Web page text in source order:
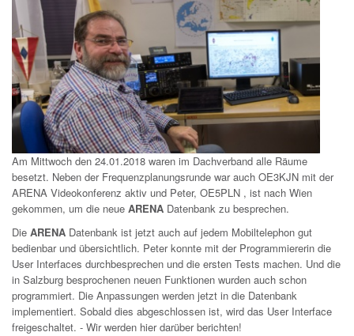
Am Mittwoch den 24.01.2018 waren im Dachverband alle Räume
besetzt. Neben der Frequenzplanungsrunde war auch OE3KJN mit der
ARENA Videokonferenz aktiv und Peter, OE5PLN , ist nach Wien
gekommen, um die neue ARENA Datenbank zu besprechen.
Die ARENA Datenbank ist jetzt auch auf jedem Mobiltelephon gut
bedienbar und übersichtlich. Peter konnte mit der Programmiererin die
User Interfaces durchbesprechen und die ersten Tests machen. Und die
in Salzburg besprochenen neuen Funktionen wurden auch schon
programmiert. Die Anpassungen werden jetzt in die Datenbank
implementiert. Sobald dies abgeschlossen ist, wird das User Interface
freigeschaltet. - Wir werden hier darüber berichten!